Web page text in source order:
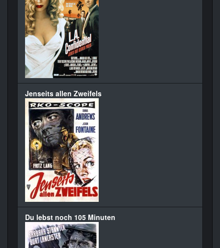
Jenseits allen Zweifels
Du lebst noch 105 Minuten